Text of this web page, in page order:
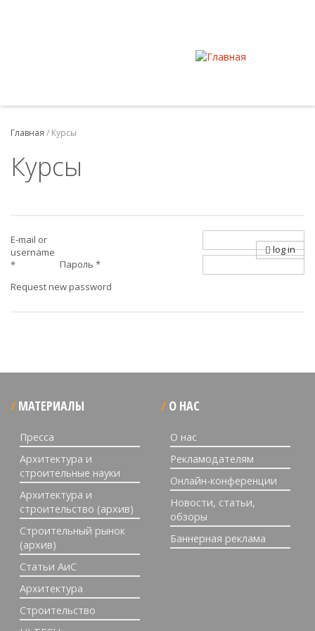
Главная / Курсы
Курсы
E-mail or
username
*
Пароль *
Request new password
log in
МАТЕРИАЛЫ
Пресса
Архитектура и
строительные науки
Архитектура и
строительство (архив)
Строительный рынок
(архив)
Статьи АиС
Архитектура
Строительство
О НАС
О нас
Рекламодателям
Онлайн-конференции
Новости, статьи,
обзоры
Баннерная реклама